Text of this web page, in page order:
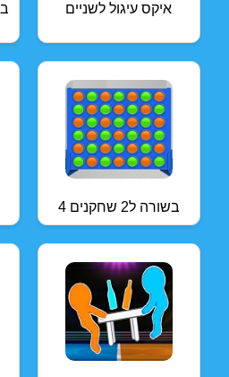
איקס עיגול לשניים
4 בשורה ל2 שחקנים